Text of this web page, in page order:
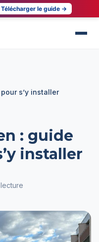
Télécharger le guide →
s’y installer
: guide
installer